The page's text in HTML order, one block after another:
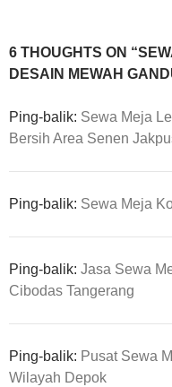
6 THOUGHTS ON
DESAIN MEWAH
Ping-balik: Sewa Meja
Bersih Area Senen
Ping-balik: Sewa Meja
Ping-balik: Jasa Sewa
Cibodas Tangerang
Ping-balik: Pusat Sewa
Wilayah Depok